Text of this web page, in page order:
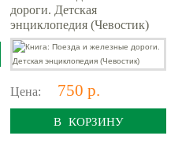
дороги. Детская
энциклопедия (Чевостик)
Цена: 750 р.
В КОРЗИНУ